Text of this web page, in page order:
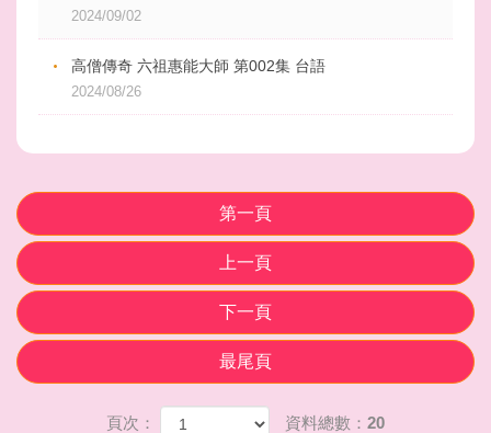
2024/09/02
高僧傳奇 六祖惠能大師 第002集 台語
2024/08/26
第一頁
上一頁
下一頁
最尾頁
頁次： 資料總數：20